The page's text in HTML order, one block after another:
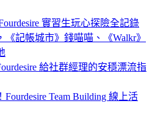
實習生玩心探險全記錄
記帳城市》錢喵喵、《Walkr》
給社群經理的安穩漂流指
Team Building 線上活